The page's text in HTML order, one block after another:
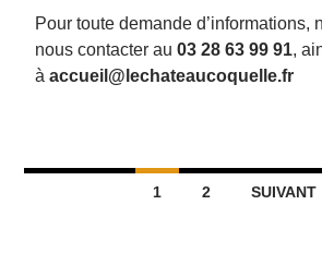
Pour toute demande d’informations,
nous contacter au03 28 63 99 91,
àaccueil@lechateaucoquelle.fr
Navigation
1 2